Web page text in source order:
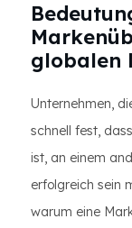
globalen
Unternehmen,
schnell fest,
ist, an einem
erfolgreich sein
warum eine